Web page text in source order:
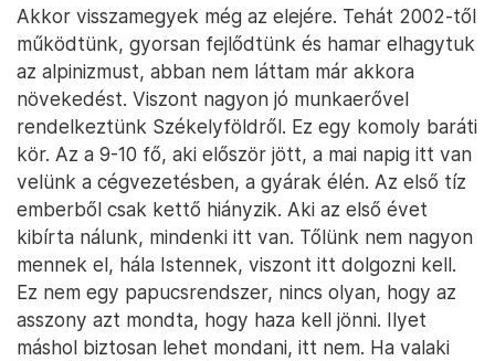
Akkor visszamegyek még az elejére. Tehát 2002-től
működtünk, gyorsan fejlődtünk és hamar elhagytuk
az alpinizmust, abban nem láttam már akkora
növekedést. Viszont nagyon jó munkaerővel
rendelkeztünk Székelyföldről. Ez egy komoly baráti
kör. Az a 9-10 fő, aki először jött, a mai napig itt van
velünk a cégvezetésben, a gyárak élén. Az első tíz
emberből csak kettő hiányzik. Aki az első évet
kibírta nálunk, mindenki itt van. Tőlünk nem nagyon
mennek el, hála Istennek, viszont itt dolgozni kell.
Ez nem egy papucsrendszer, nincs olyan, hogy az
asszony azt mondta, hogy haza kell jönni. Ilyet
máshol biztosan lehet mondani, itt nem. Ha valaki